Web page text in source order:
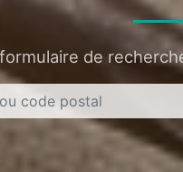
de